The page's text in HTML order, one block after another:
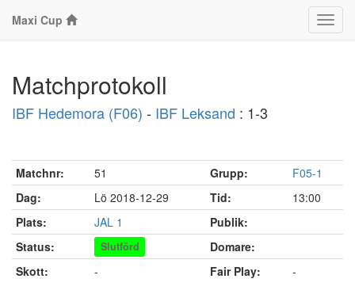
Maxi Cup
Matchprotokoll
IBF Hedemora (F06) - IBF Leksand : 1-3
Matchnr: 51 Grupp:
F05-1
Dag:
Lö 2018-12-29 Tid:
13:00
Plats:
JAL 1
Publik:
Status:
Slutförd
Domare:
Skott:
- Fair Play: -